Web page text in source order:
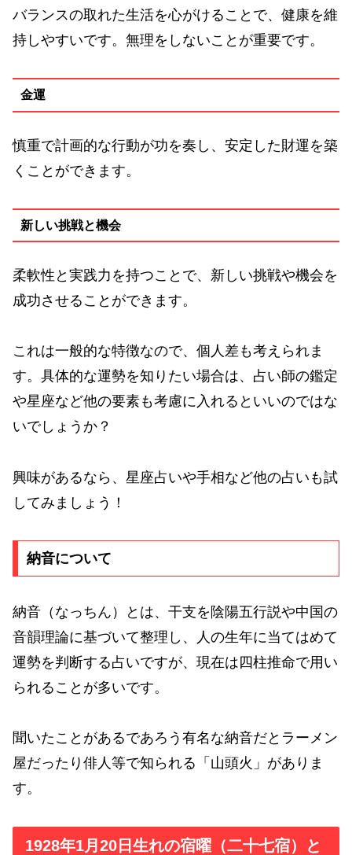
バランスの取れた生活を心がけることで、健康を維
持しやすいです。無理をしないことが重要です。
金運
慎重で計画的な行動が功を奏し、安定した財運を築
くことができます。
新しい挑戦と機会
柔軟性と実践力を持つことで、新しい挑戦や機会を
成功させることができます。
これは一般的な特徴なので、個人差も考えられま
す。具体的な運勢を知りたい場合は、占い師の鑑定
や星座など他の要素も考慮に入れるといいのではな
いでしょうか？
興味があるなら、星座占いや手相など他の占いも試
してみましょう！
納音について
納音（なっちん）とは、干支を陰陽五行説や中国の
音韻理論に基づいて整理し、人の生年に当てはめて
運勢を判断する占いですが、現在は四柱推命で用い
られることが多いです。
聞いたことがあるであろう有名な納音だとラーメン
屋だったり俳人等で知られる「山頭火」がありま
す。
1928年1月20日生れの宿曜（二十七宿）と